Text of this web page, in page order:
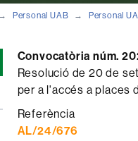
Personal UAB Personal
Convocatòria núm.
Resolució de 20 de
per a l'accés a places
Referència
AL/24/676